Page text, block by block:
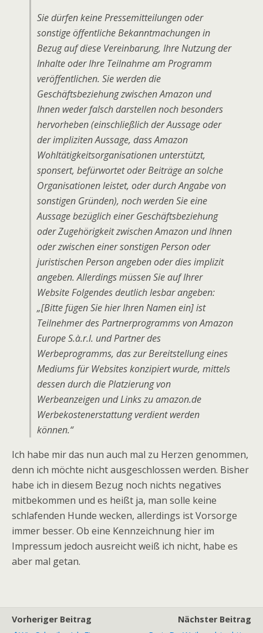
Sie dürfen keine Pressemitteilungen oder
sonstige öffentliche Bekanntmachungen in
Bezug auf diese Vereinbarung, Ihre Nutzung der
Inhalte oder Ihre Teilnahme am Programm
veröffentlichen. Sie werden die
Geschäftsbeziehung zwischen Amazon und
Ihnen weder falsch darstellen noch besonders
hervorheben (einschließlich der Aussage oder
der impliziten Aussage, dass Amazon
Wohltätigkeitsorganisationen unterstützt,
sponsert, befürwortet oder Beiträge an solche
Organisationen leistet, oder durch Angabe von
sonstigen Gründen), noch werden Sie eine
Aussage bezüglich einer Geschäftsbeziehung
oder Zugehörigkeit zwischen Amazon und Ihnen
oder zwischen einer sonstigen Person oder
juristischen Person angeben oder dies implizit
angeben. Allerdings müssen Sie auf Ihrer
Website Folgendes deutlich lesbar angeben:
„[Bitte fügen Sie hier Ihren Namen ein] ist
Teilnehmer des Partnerprogramms von Amazon
Europe S.à.r.l. und Partner des
Werbeprogramms, das zur Bereitstellung eines
Mediums für Websites konzipiert wurde, mittels
dessen durch die Platzierung von
Werbeanzeigen und Links zu amazon.de
Werbekostenerstattung verdient werden
können.“
Ich habe mir das nun auch mal zu Herzen genommen,
denn ich möchte nicht ausgeschlossen werden. Bisher
habe ich in diesem Bezug noch nichts negatives
mitbekommen und es heißt ja, man solle keine
schlafenden Hunde wecken, allerdings ist Vorsorge
immer besser. Ob eine Kennzeichnung hier im
Impressum jedoch ausreicht weiß ich nicht, habe es
aber mal getan.
Vorheriger Beitrag
Nächster Beitrag